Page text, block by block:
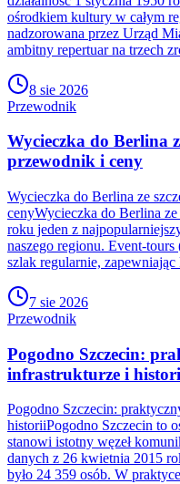
ośrodkiem kultury w całym
nadzorowana przez Urząd
ambitny repertuar na trzech
8 sie 2026
Przewodnik
Wycieczka do Berlina
przewodnik i ceny
Wycieczka do Berlina ze
cenyWycieczka do Berlina
roku jeden z
naszego regionu. Event-tours
szlak regularnie,
7 sie 2026
Przewodnik
Pogodno Szczecin:
infrastrukturze i
Pogodno Szczecin:
historiiPogodno Szczecin to
stanowi istotny węzeł
danych z 26 kwietnia 2015
było 24 359 osób. W